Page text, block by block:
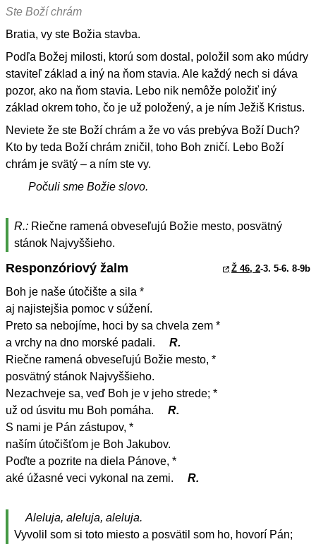
Ste Boží chrám
Bratia, vy ste Božia stavba.
Podľa Božej milosti, ktorú som dostal, položil som ako múdry
staviteľ základ a iný na ňom stavia. Ale každý nech si dáva
pozor, ako na ňom stavia. Lebo nik nemôže položiť iný
základ okrem toho, čo je už položený, a je ním Ježiš Kristus.
Neviete že ste Boží chrám a že vo vás prebýva Boží Duch?
Kto by teda Boží chrám zničil, toho Boh zničí. Lebo Boží
chrám je svätý – a ním ste vy.
Počuli sme Božie slovo.
R.: Riečne ramená obveseľujú Božie mesto, posvätný
stánok Najvyššieho.
Responzóriový žalm Ž 46, 2-3. 5-6. 8-9b
Boh je naše útočište a sila *
aj najistejšia pomoc v súžení.
Preto sa nebojíme, hoci by sa chvela zem *
a vrchy na dno morské padali.
R.
Riečne ramená obveseľujú Božie mesto, *
posvätný stánok Najvyššieho.
Nezachveje sa, veď Boh je v jeho strede; *
už od úsvitu mu Boh pomáha.
R.
S nami je Pán zástupov, *
naším útočišťom je Boh Jakubov.
Poďte a pozrite na diela Pánove, *
aké úžasné veci vykonal na zemi.
R.
Aleluja, aleluja, aleluja.
Vyvolil som si toto miesto a posvätil som ho, hovorí Pán;